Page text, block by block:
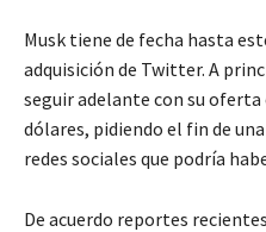
Musk tiene de fecha hasta
adquisición de Twitter. A
seguir adelante con su
dólares, pidiendo el fin de
redes sociales que podría
De acuerdo reportes